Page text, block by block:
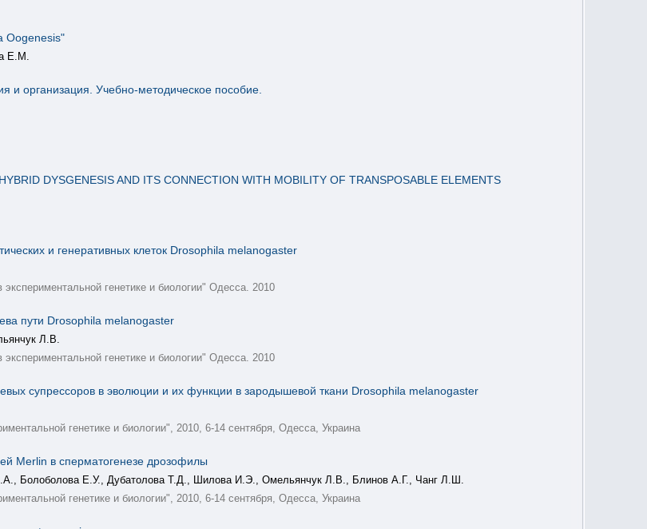
Oogenesis"
E.M.
и организация. Учебно-методическое пособие.
DYSGENESIS AND ITS CONNECTION WITH MOBILITY OF TRANSPOSABLE ELEMENTS
и генеративных клеток Drosophila melanogaster
генетике и биологии" Одесса. 2010
пути Drosophila melanogaster
Л.В.
генетике и биологии" Одесса. 2010
супрессоров в эволюции и их функции в зародышевой ткани Drosophila melanogaster
генетике и биологии", 2010, 6-14 сентября, Одесса, Украина
Merlin в сперматогенезе дрозофилы
Болоболова Е.У., Дубатолова Т.Д., Шилова И.Э., Омельянчук Л.В., Блинов А.Г., Чанг Л.Ш.
генетике и биологии", 2010, 6-14 сентября, Одесса, Украина